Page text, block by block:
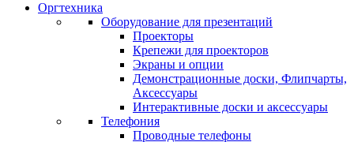
Оргтехника
Оборудование для презентаций
Проекторы
Крепежи для проекторов
Экраны и опции
Демонстрационные доски, Флипчарты,
Аксессуары
Интерактивные доски и аксессуары
Телефония
Проводные телефоны